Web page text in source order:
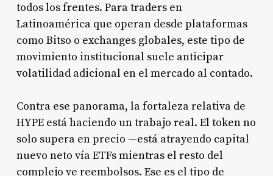
todos los frentes. Para traders en
Latinoamérica que operan desde plataformas
como Bitso o exchanges globales, este tipo de
movimiento institucional suele anticipar
volatilidad adicional en el mercado al contado.
Contra ese panorama, la fortaleza relativa de
HYPE está haciendo un trabajo real. El token no
solo supera en precio —está atrayendo capital
nuevo neto vía ETFs mientras el resto del
complejo ve reembolsos. Ese es el tipo de